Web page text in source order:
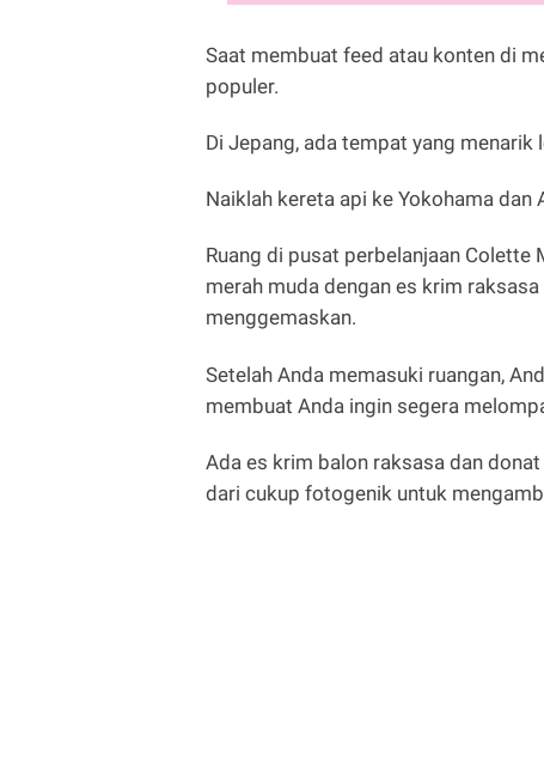
Saat membuat feed atau konten di
populer.
Di Jepang, ada tempat yang menarik
Naiklah kereta api ke Yokohama dan
Ruang di pusat perbelanjaan Colette
merah muda dengan es krim
menggemaskan.
Setelah Anda memasuki ruangan,
membuat Anda ingin segera
Ada es krim balon raksasa dan
dari cukup fotogenik untuk